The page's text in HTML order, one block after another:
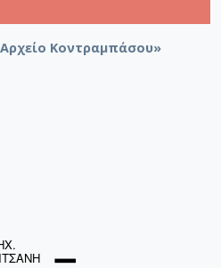
Κοντραμπάσου»